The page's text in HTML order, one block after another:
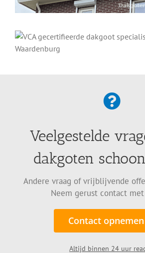
Veelgestelde
dakgoten
Andere vraag of vrijblijvende
Neem gerust contact
Contact opnemen
Altijd binnen 24 uur